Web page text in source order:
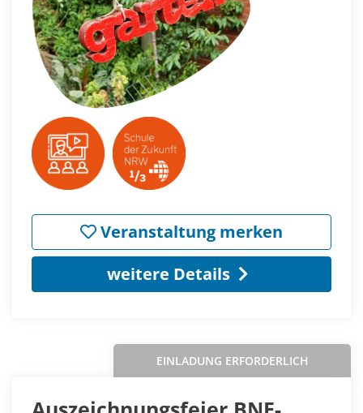
Veranstaltung merken
weitere Details
EINLADUNG ERFORDERLICH